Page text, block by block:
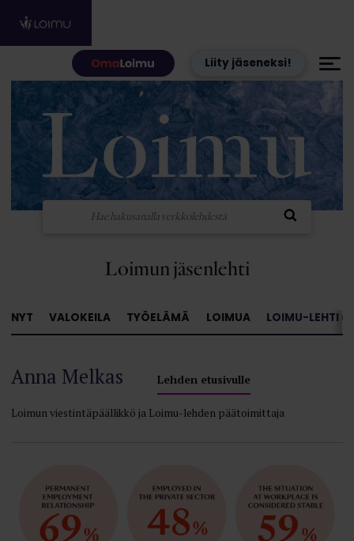
Liity jäseneksi!
Loimun jäsenlehti
NYT VALOKEILA TYÖELÄMÄ LOIMUA LOIMU-LEHTI »
Anna Melkas Lehden etusivulle
Loimun viestintäpäällikkö ja Loimu-lehden päätoimittaja